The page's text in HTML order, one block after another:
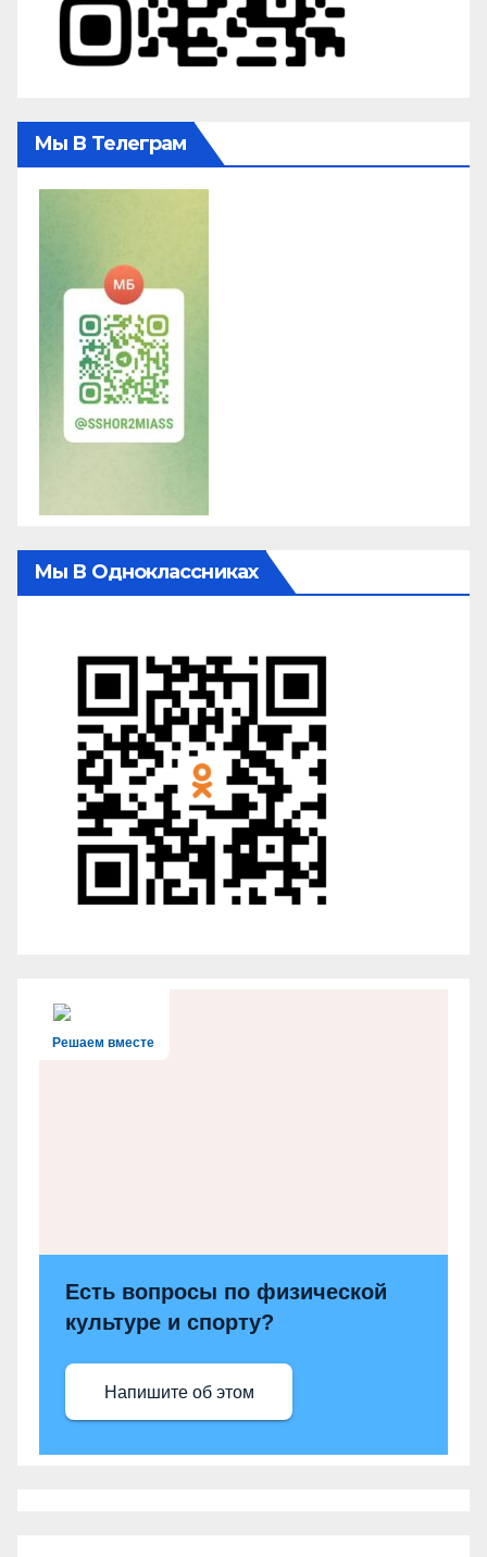
Мы В Телеграм
Мы В Одноклассниках
Решаем вместе
Есть вопросы по физической
культуре и спорту?
Напишите об этом